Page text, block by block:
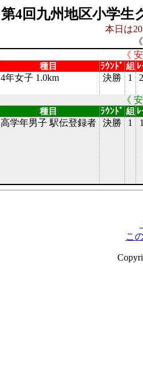
第4回九州地区小学生
本日は
《
種目 ﾗｳﾝﾄﾞ 組
4年女子 1.0km 決勝 1
《
種目 ﾗｳﾝﾄﾞ 組
高学年男子 駅伝登録者 決勝 1
こ